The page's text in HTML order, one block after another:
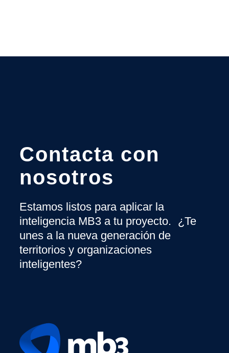
Contacta con
nosotros
Estamos listos para aplicar la
inteligencia MB3 a tu proyecto. ¿Te
unes a la nueva generación de
territorios y organizaciones
inteligentes?